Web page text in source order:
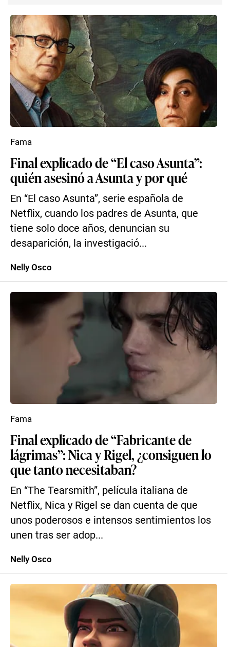
Final explicado de “El caso Asunta”:
quién asesinó a Asunta y por qué
En “El caso Asunta”, serie española de
Netflix, cuando los padres de Asunta, que
tiene solo doce años, denuncian su
desaparición, la investigació...
Fama
Nelly Osco
Final explicado de “Fabricante de
lágrimas”: Nica y Rigel, ¿consiguen lo
que tanto necesitaban?
En “The Tearsmith”, película italiana de
Netflix, Nica y Rigel se dan cuenta de que
unos poderosos e intensos sentimientos los
unen tras ser adop...
Fama
Nelly Osco